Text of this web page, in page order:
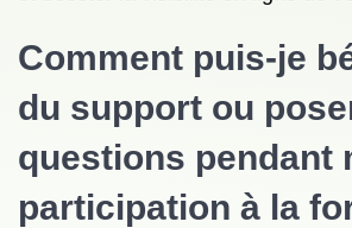
Comment puis-je
du support ou
questions pendant
participation à la